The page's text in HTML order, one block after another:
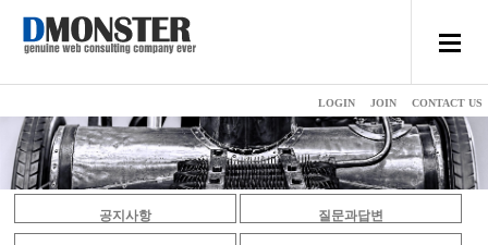
LOGIN JOIN CONTACT US
공지사항 질문과답변